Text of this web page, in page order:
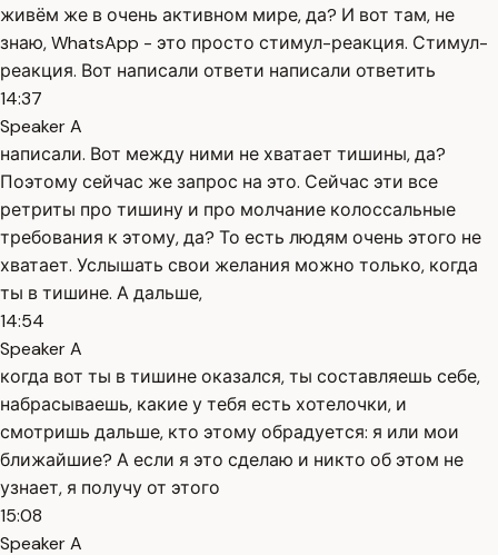
живём же в очень активном мире, да? И вот там, не
знаю, WhatsApp - это просто стимул-реакция. Стимул-
реакция. Вот написали ответи написали ответить
14:37
Speaker A
написали. Вот между ними не хватает тишины, да?
Поэтому сейчас же запрос на это. Сейчас эти все
ретриты про тишину и про молчание колоссальные
требования к этому, да? То есть людям очень этого не
хватает. Услышать свои желания можно только, когда
ты в тишине. А дальше,
14:54
Speaker A
когда вот ты в тишине оказался, ты составляешь себе,
набрасываешь, какие у тебя есть хотелочки, и
смотришь дальше, кто этому обрадуется: я или мои
ближайшие? А если я это сделаю и никто об этом не
узнает, я получу от этого
15:08
Speaker A